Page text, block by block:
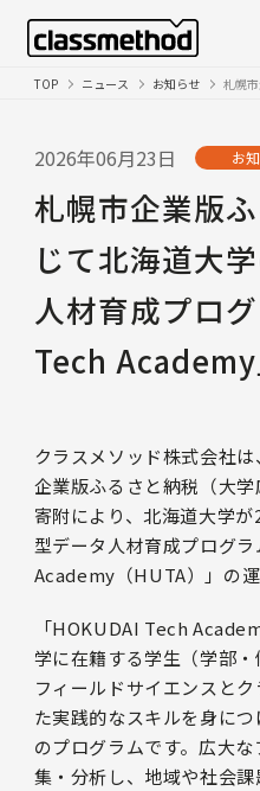
TOP ニュース お知らせ
2026年06月23日 お
札幌市企業版
じて北海道大
人材育成プロ
Tech
クラスメソッド株式会社
企業版ふるさと納税（大
寄附により、北海道大学
型データ人材育成プログ
Academy（HUTA）」の運
「HOKUDAI Tech
学に在籍する学生（学部・
フィールドサイエンスと
た実践的なスキルを身に
のプログラムです。広大
集・分析し、地域や社会